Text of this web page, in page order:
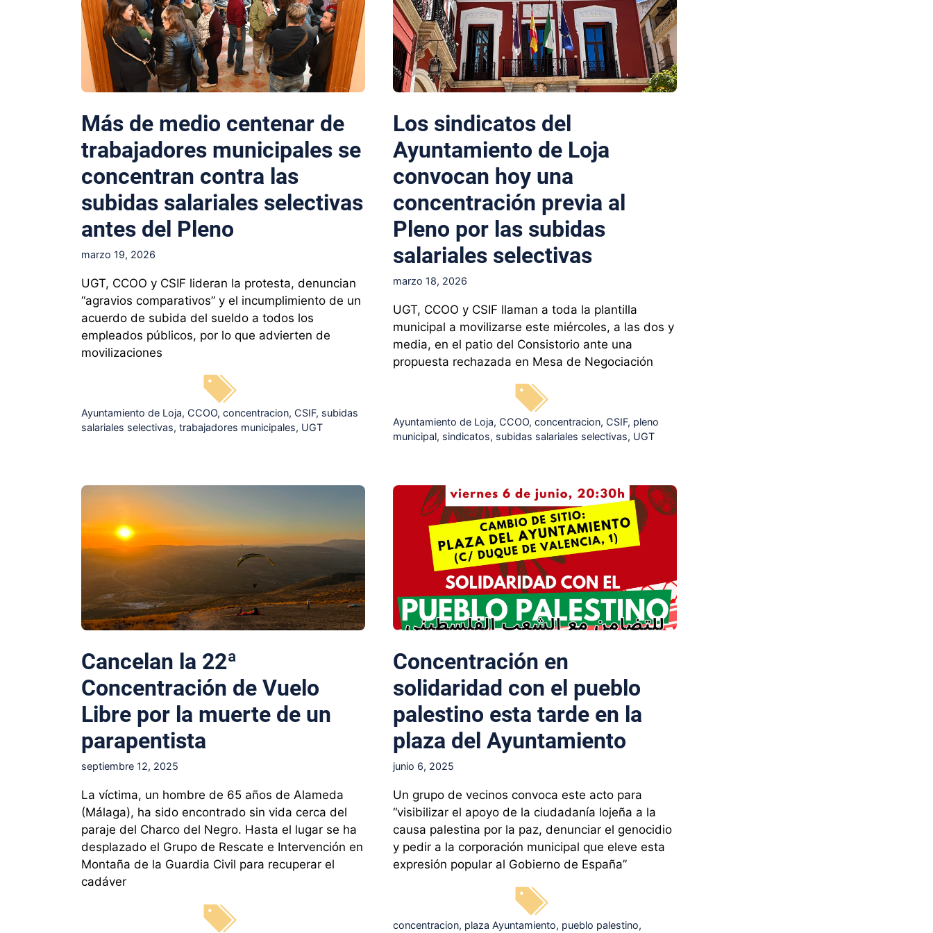
Más de medio centenar de
trabajadores municipales se
concentran contra las
subidas salariales selectivas
antes del Pleno
marzo 19, 2026
UGT, CCOO y CSIF lideran la protesta, denuncian
“agravios comparativos” y el incumplimiento de un
acuerdo de subida del sueldo a todos los
empleados públicos, por lo que advierten de
movilizaciones
Etiquetas
Ayuntamiento de Loja, CCOO, concentracion, CSIF, subidas
salariales selectivas, trabajadores municipales, UGT
Los sindicatos del
Ayuntamiento de Loja
convocan hoy una
concentración previa al
Pleno por las subidas
salariales selectivas
marzo 18, 2026
UGT, CCOO y CSIF llaman a toda la plantilla
municipal a movilizarse este miércoles, a las dos y
media, en el patio del Consistorio ante una
propuesta rechazada en Mesa de Negociación
Etiquetas
Ayuntamiento de Loja, CCOO, concentracion, CSIF, pleno
municipal, sindicatos, subidas salariales selectivas, UGT
Cancelan la 22ª
Concentración de Vuelo
Libre por la muerte de un
parapentista
septiembre 12, 2025
La víctima, un hombre de 65 años de Alameda
(Málaga), ha sido encontrado sin vida cerca del
paraje del Charco del Negro. Hasta el lugar se ha
desplazado el Grupo de Rescate e Intervención en
Montaña de la Guardia Civil para recuperar el
cadáver
Concentración en
solidaridad con el pueblo
palestino esta tarde en la
plaza del Ayuntamiento
junio 6, 2025
Un grupo de vecinos convoca este acto para
“visibilizar el apoyo de la ciudadanía lojeña a la
causa palestina por la paz, denunciar el genocidio
y pedir a la corporación municipal que eleve esta
expresión popular al Gobierno de España”
Etiquetas
concentracion, plaza Ayuntamiento, pueblo palestino,